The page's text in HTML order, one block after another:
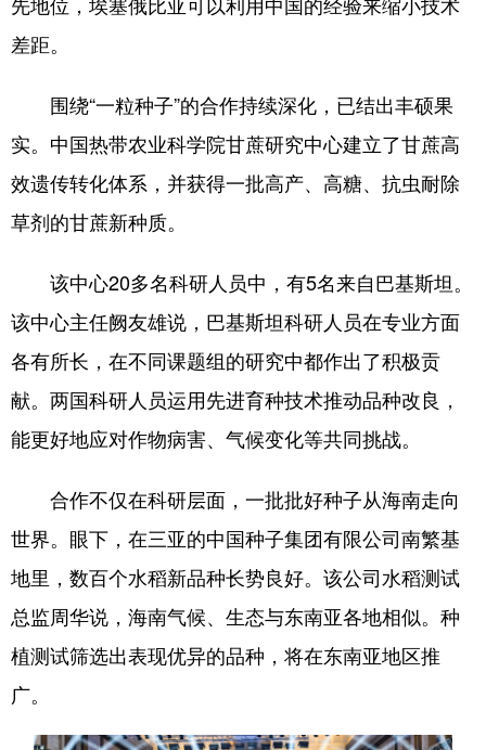
差距。
围绕“一粒种子”的合作持续深化，已结出丰硕果
实。中国热带农业科学院甘蔗研究中心建立了甘蔗高
效遗传转化体系，并获得一批高产、高糖、抗虫耐除
草剂的甘蔗新种质。
该中心20多名科研人员中，有5名来自巴基斯坦。
该中心主任阙友雄说，巴基斯坦科研人员在专业方面
各有所长，在不同课题组的研究中都作出了积极贡
献。两国科研人员运用先进育种技术推动品种改良，
能更好地应对作物病害、气候变化等共同挑战。
合作不仅在科研层面，一批批好种子从海南走向
世界。眼下，在三亚的中国种子集团有限公司南繁基
地里，数百个水稻新品种长势良好。该公司水稻测试
总监周华说，海南气候、生态与东南亚各地相似。种
植测试筛选出表现优异的品种，将在东南亚地区推
广。